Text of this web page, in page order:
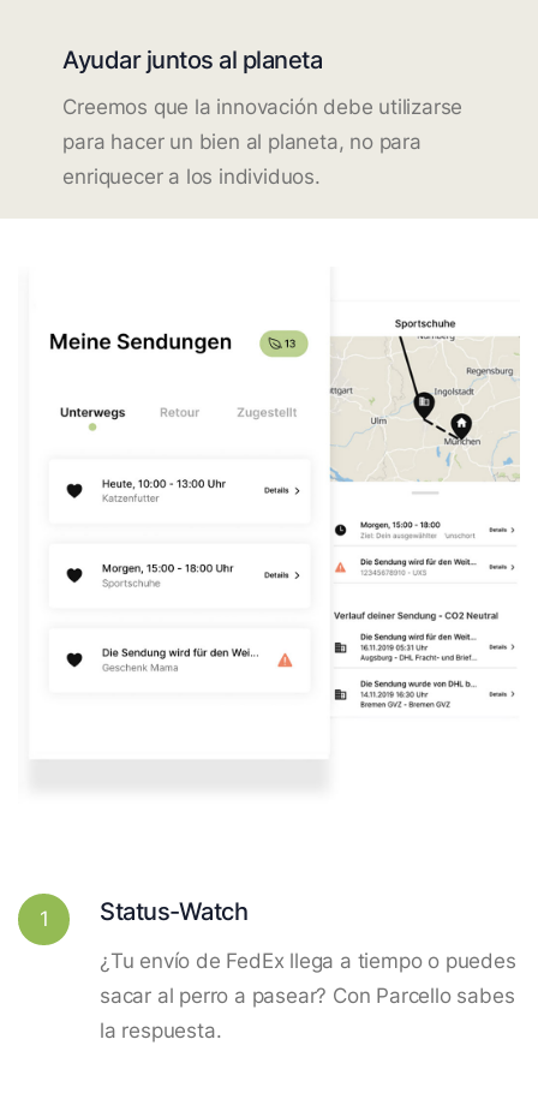
Ayudar juntos al planeta
Creemos que la innovación debe utilizarse
para hacer un bien al planeta, no para
enriquecer a los individuos.
1 Status-Watch
¿Tu envío de FedEx llega a tiempo o puedes
sacar al perro a pasear? Con Parcello sabes
la respuesta.